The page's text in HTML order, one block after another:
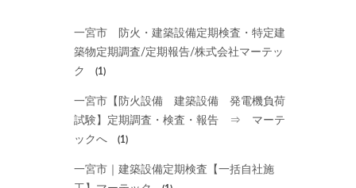
一宮市 防火・建築設備定期検査・特定建
築物定期調査/定期報告/株式会社マーテッ
ク
(1)
一宮市【防火設備 建築設備 発電機負荷
試験】定期調査・検査・報告 ⇒ マーテ
ックへ
(1)
一宮市｜建築設備定期検査【一括自社施